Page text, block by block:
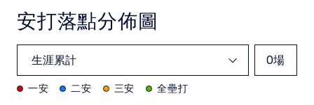
安打落點分佈圖
0場
一安 二安 三安
全壘打